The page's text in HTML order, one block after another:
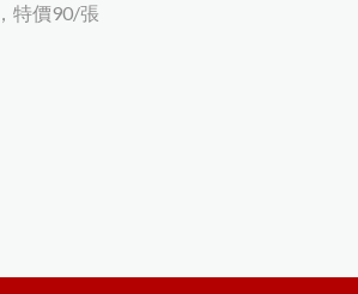
特價90/張